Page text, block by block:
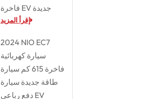
فاخرة EV جديدة
إقرأ المزيد
2024 NIO EC7
سيارة كهربائية
فاخرة 615 كم سيارة
طاقة جديدة سيارة
دفع رباعي EV